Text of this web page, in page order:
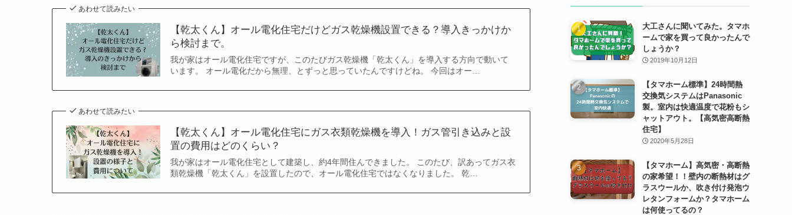
あわせて読みたい
【乾太くん】オール電化住宅だけどガス乾燥機設置できる？導入きっかけか
ら検討まで。
我が家はオール電化住宅ですが、このたびガス乾燥機「乾太くん」を導入する方向で動いて
います。 オール電化だから無理、とずっと思っていたんですけどね。 今回はオー…
あわせて読みたい
【乾太くん】オール電化住宅にガス衣類乾燥機を導入！ガス管引き込みと設
置の費用はどのくらい？
我が家はオール電化住宅として建築し、約4年間住んできました。 このたび、訳あってガス衣
類乾燥機「乾太くん」を設置したので、オール電化住宅ではなくなりました。 乾…
大工さんに聞いてみた。タマホ
ームで家を買って良かったんで
しょうか？
2019年10月12日
【タマホーム標準】24時間熱
交換気システムはPanasonic
製。室内は快適温度で花粉もシ
ャットアウト。【高気密高断熱
住宅】
2020年5月28日
【タマホーム】高気密・高断熱
の家希望！！壁内の断熱材はグ
ラスウールか、吹き付け発泡ウ
レタンフォームか？タマホーム
は何使ってるの？